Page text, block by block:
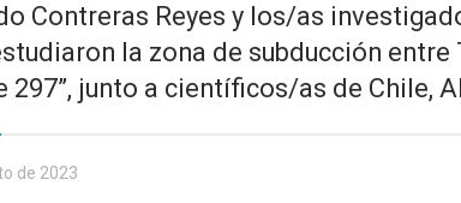
Contreras Reyes y los/as
la zona de subducción
297”, junto a científicos/as de Chile,
de 2023